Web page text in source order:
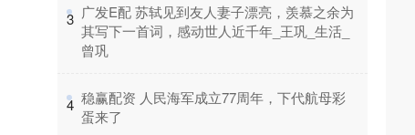
3 ​广发E配 苏轼见到友人妻子漂亮，羡慕之余为
其写下一首词，感动世人近千年_王巩_生活_
曾巩
4 ​稳赢配资 人民海军成立77周年，下代航母彩
蛋来了